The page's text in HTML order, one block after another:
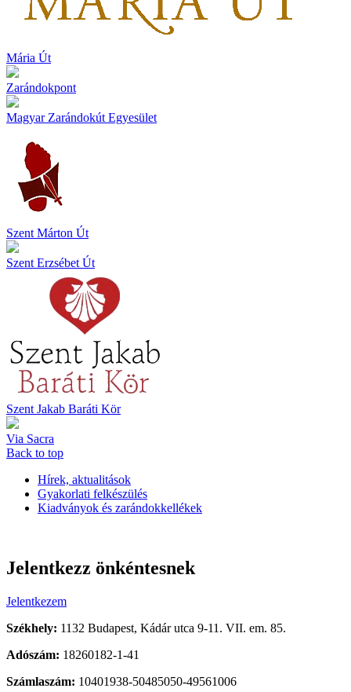
Mária Út
Zarándokpont
Magyar Zarándokút Egyesület
Szent Márton Út
Szent Erzsébet Út
Szent Jakab Baráti Kör
Via Sacra
Back to top
Hírek, aktualitások
Gyakorlati felkészülés
Kiadványok és zarándokkellékek
Jelentkezz önkéntesnek
Jelentkezem
Székhely: 1132 Budapest, Kádár utca 9-11. VII. em. 85.
Adószám: 18260182-1-41
Számlaszám: 10401938-50485050-49561006